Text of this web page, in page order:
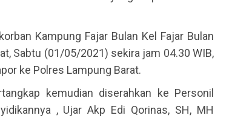
Kampung Fajar Bulan Kel Fajar Bulan
Sabtu (01/05/2021) sekira jam 04.30 WIB,
ke Polres Lampung Barat.
kemudian diserahkan ke Personil
, Ujar Akp Edi Qorinas, SH, MH